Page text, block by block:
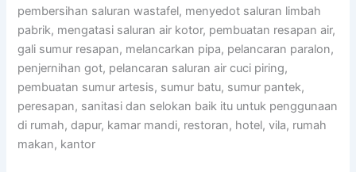
pembersihan saluran wastafel, menyedot saluran limbah
pabrik, mengatasi saluran air kotor, pembuatan resapan air,
gali sumur resapan, melancarkan pipa, pelancaran paralon,
penjernihan got, pelancaran saluran air cuci piring,
pembuatan sumur artesis, sumur batu, sumur pantek,
peresapan, sanitasi dan selokan baik itu untuk penggunaan
di rumah, dapur, kamar mandi, restoran, hotel, vila, rumah
makan, kantor